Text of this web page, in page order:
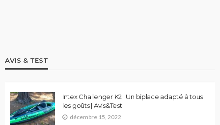
AVIS & TEST
Intex Challenger K2 : Un biplace adapté à tous
les goûts | Avis&Test
décembre 15, 2022